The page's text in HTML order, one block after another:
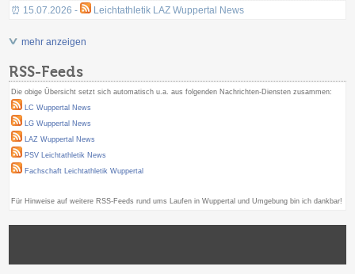
⏰ 15.07.2026 - Leichtathletik LAZ Wuppertal News
mehr anzeigen
RSS-Feeds
Die obige Übersicht setzt sich automatisch u.a. aus folgenden Nachrichten-Diensten zusammen:
LC Wuppertal News
LG Wuppertal News
LAZ Wuppertal News
PSV Leichtathletik News
Fachschaft Leichtathletik Wuppertal
Für Hinweise auf weitere RSS-Feeds rund ums Laufen in Wuppertal und Umgebung bin ich dankbar!